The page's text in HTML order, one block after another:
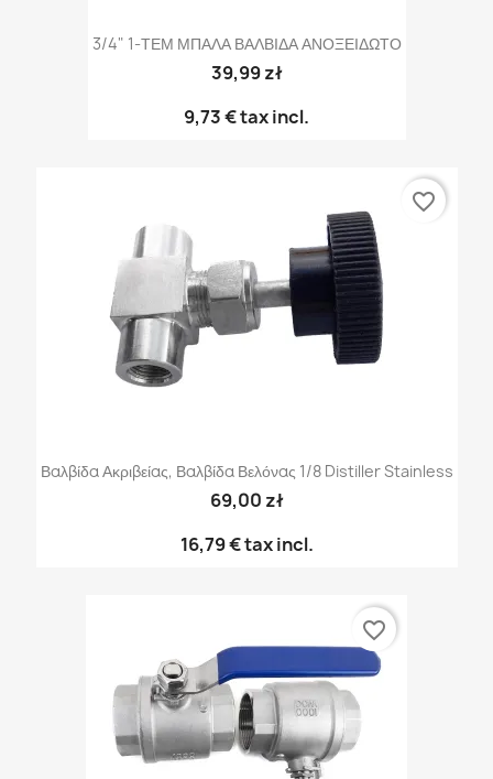
3/4" 1-ΤΕΜ ΜΠΑΛΑ ΒΑΛΒΙΔΑ ΑΝΟΞΕΙΔΩΤΟ
39,99 zł
9,73 €tax incl.
Βαλβίδα Ακριβείας, Βαλβίδα Βελόνας 1/8 Distiller Stainless
69,00 zł
16,79 €tax incl.
favorite_border
favorite_border